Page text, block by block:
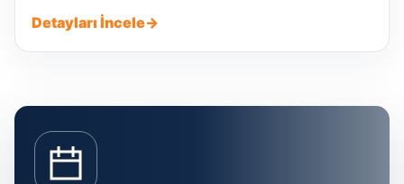
Detayları İncele→